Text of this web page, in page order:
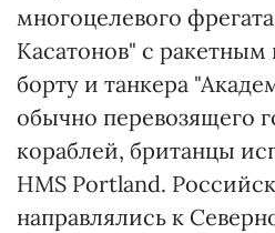
многоцелевого
Касатонов" с
борту и танкера
обычно перевозящего
кораблей, британцы
HMS Portland.
направлялись к